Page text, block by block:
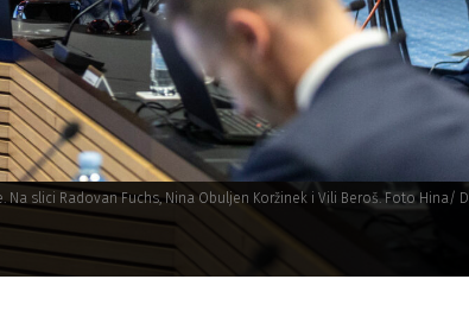
Na slici Radovan Fuchs, Nina Obuljen Koržinek i Vili Beroš. Foto Hina/